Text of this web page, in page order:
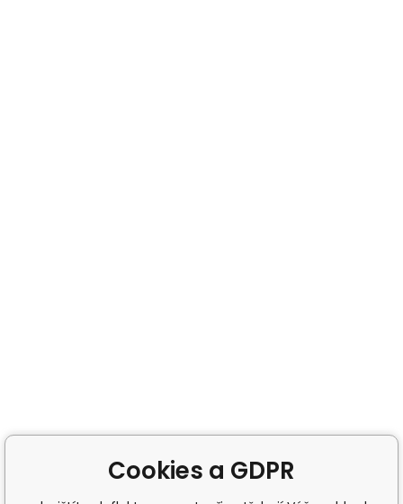
Cookies a GDPR